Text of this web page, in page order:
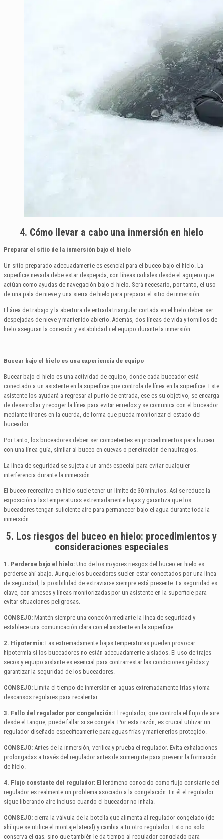
4. Cómo llevar a cabo una inmersión en hielo
Preparar el sitio de la inmersión bajo el hielo
Un sitio preparado adecuadamente es esencial para el buceo bajo el hielo. La
superficie nevada debe estar despejada, con líneas radiales desde el agujero que
actúan como ayudas de navegación bajo el hielo. Será necesario, por tanto, el uso
de una pala de nieve y una sierra de hielo para preparar el sitio de inmersión.
El área de trabajo y la abertura de entrada triangular cortada en el hielo deben ser
despejadas de nieve y mantenido abierto. Además, dos líneas de vida y tornillos de
hielo aseguran la conexión y estabilidad del equipo durante la inmersión.
Bucear bajo el hielo es una experiencia de equipo
Bucear bajo el hielo es una actividad de equipo, donde cada buceador está
conectado a un asistente en la superficie que controla de línea en la superficie. Este
asistente los ayudará a regresar al punto de entrada, ese es su objetivo, se encarga
de desenrollar y recoger la línea para evitar enredos y se comunica con el buceador
mediante tirones en la cuerda, de forma que pueda monitorizar el estado del
buceador.
Por tanto, los buceadores deben ser competentes en procedimientos para bucear
con una línea guía, similar al buceo en cuevas o penetración de naufragios.
La línea de seguridad se sujeta a un arnés especial para evitar cualquier
interferencia durante la inmersión.
El buceo recreativo en hielo suele tener un límite de 30 minutos. Así se reduce la
exposición a las temperaturas extremadamente bajas y garantiza que los
buceadores tengan suficiente aire para permanecer bajo el agua durante toda la
inmersión
5. Los riesgos del buceo en hielo: procedimientos y
consideraciones especiales
1. Perderse bajo el hielo: Uno de los mayores riesgos del buceo en hielo es
perderse ahí abajo. Aunque los buceadores suelen estar conectados por una línea
de seguridad, la posibilidad de extraviarse siempre está presente. La seguridad es
clave, con arneses y líneas monitorizadas por un asistente en la superficie para
evitar situaciones peligrosas.
CONSEJO: Mantén siempre una conexión mediante la línea de seguridad y
establece una comunicación clara con el asistente en la superficie.
2. Hipotermia: Las extremadamente bajas temperaturas pueden provocar
hipotermia si los buceadores no están adecuadamente aislados. El uso de trajes
secos y equipo aislante es esencial para contrarrestar las condiciones gélidas y
garantizar la seguridad de los buceadores.
CONSEJO: Limita el tiempo de inmersión en aguas extremadamente frías y toma
descansos regulares para recalentar.
3. Fallo del regulador por congelación: El regulador, que controla el flujo de aire
desde el tanque, puede fallar si se congela. Por esta razón, es crucial utilizar un
regulador diseñado específicamente para aguas frías y mantenerlos protegido.
CONSEJO: Antes de la inmersión, verifica y prueba el regulador. Evita exhalaciones
prolongadas a través del regulador antes de sumergirte para prevenir la formación
de hielo.
4. Flujo constante del regulador: El fenómeno conocido como flujo constante del
regulador es realmente un problema asociado a la congelación. En él el regulador
sigue liberando aire incluso cuando el buceador no inhala.
CONSEJO: cierra la válvula de la botella que alimenta al regulador congelado (de
ahí que se utilice el montaje lateral) y cambia a tu otro regulador. Esto no solo
conserva el gas, sino que también le da tiempo al regulador congelado para